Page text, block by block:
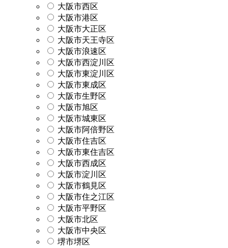
大阪市西区
大阪市港区
大阪市大正区
大阪市天王寺区
大阪市浪速区
大阪市西淀川区
大阪市東淀川区
大阪市東成区
大阪市生野区
大阪市旭区
大阪市城東区
大阪市阿倍野区
大阪市住吉区
大阪市東住吉区
大阪市西成区
大阪市淀川区
大阪市鶴見区
大阪市住之江区
大阪市平野区
大阪市北区
大阪市中央区
堺市堺区